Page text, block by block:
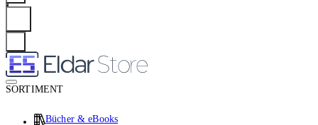
SORTIMENT
Bücher & eBooks